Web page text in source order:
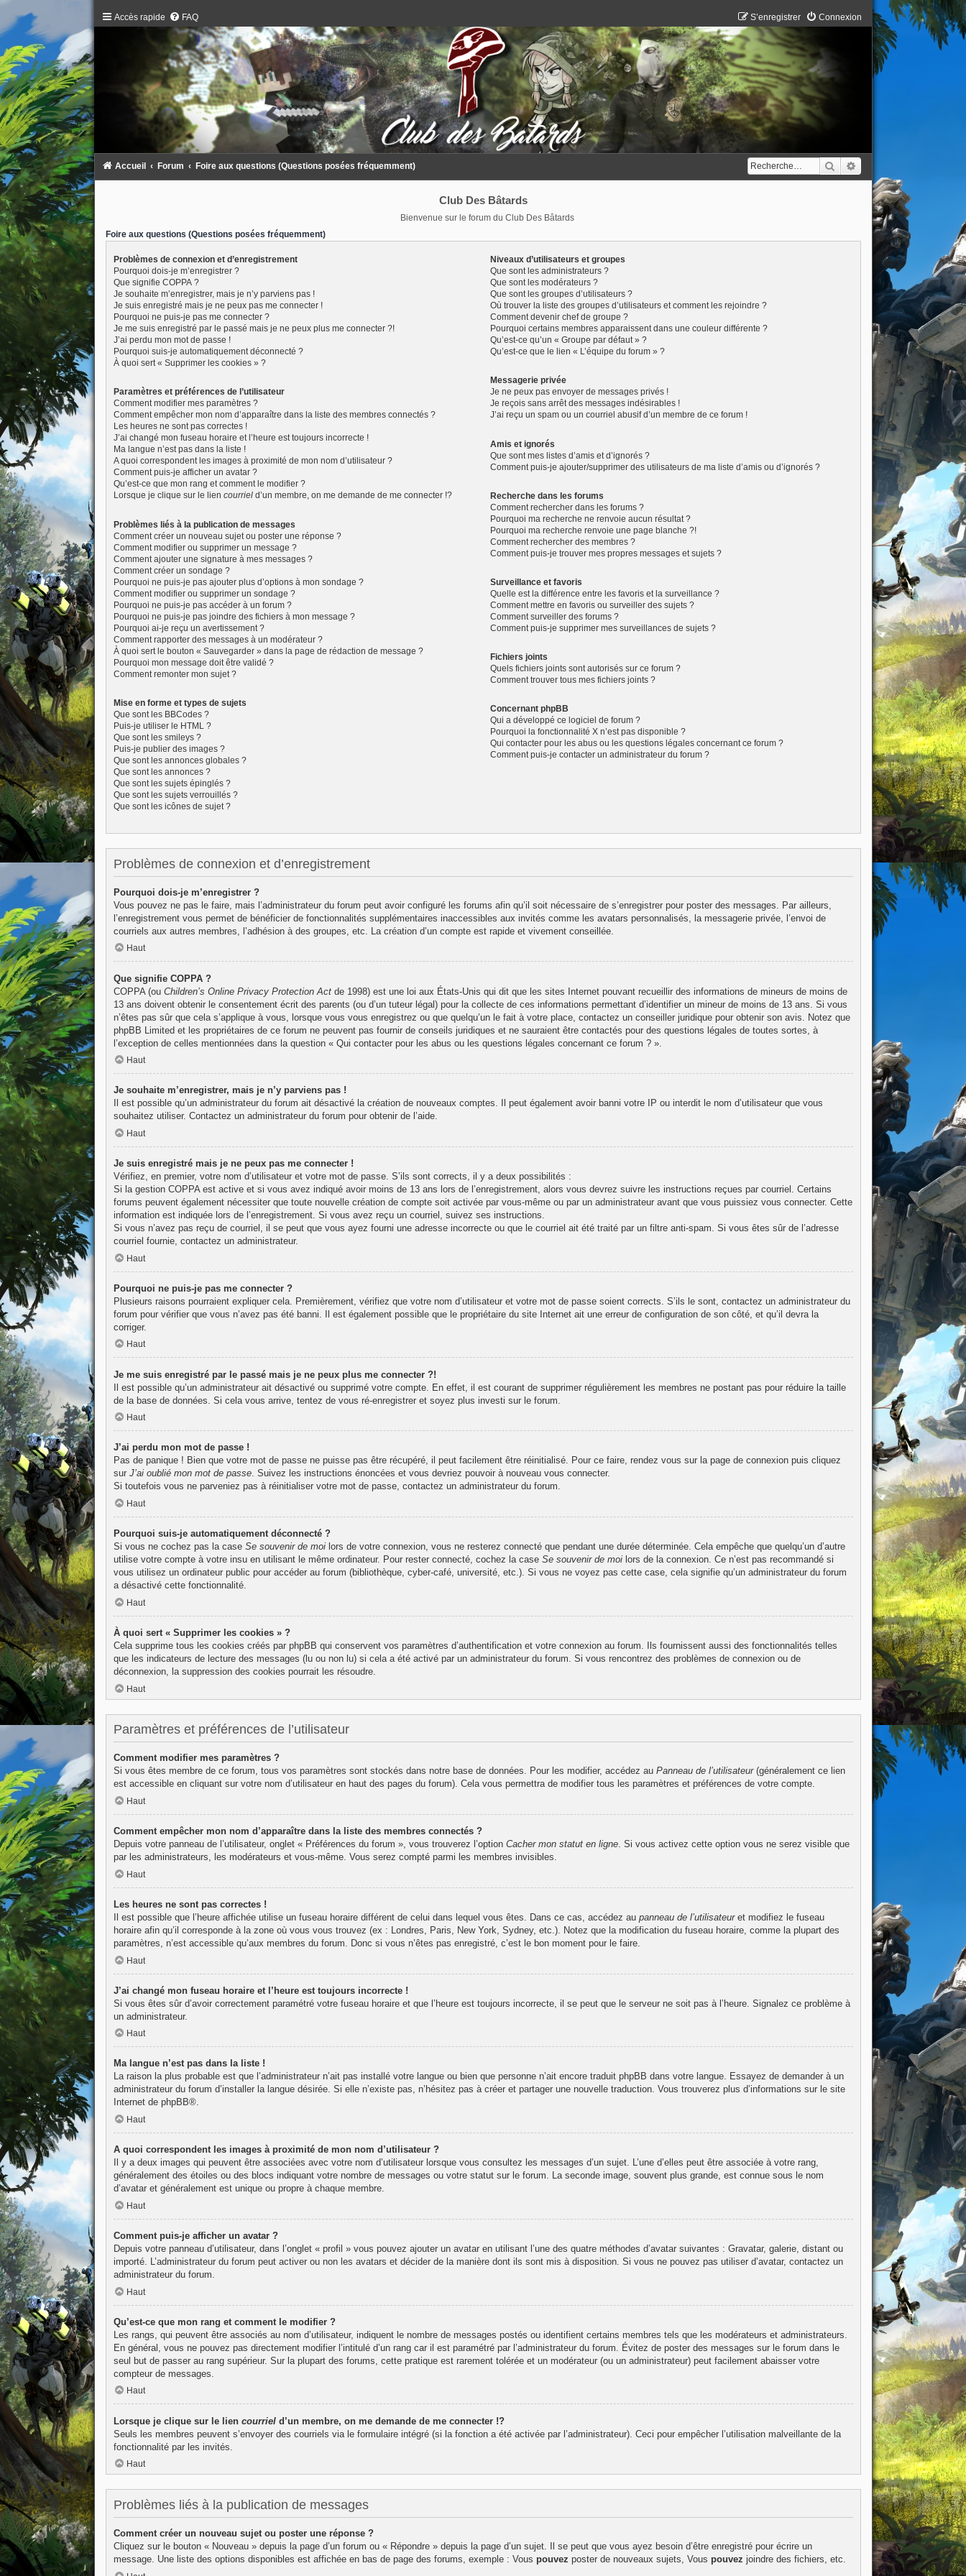
Accès rapide FAQ Connexion
S’enregistrer
Rechercher
Accueil Forum Foire aux questions (Questions posées fréquemment)
Club Des Bâtards
Bienvenue sur le forum du Club Des Bâtards
Foire aux questions (Questions posées fréquemment)
Problèmes de connexion et d’enregistrement
Pourquoi dois-je m’enregistrer ?
Que signifie COPPA ?
Je souhaite m’enregistrer, mais je n’y parviens pas !
Je suis enregistré mais je ne peux pas me connecter !
Pourquoi ne puis-je pas me connecter ?
Je me suis enregistré par le passé mais je ne peux plus me connecter ?!
J’ai perdu mon mot de passe !
Pourquoi suis-je automatiquement déconnecté ?
À quoi sert « Supprimer les cookies » ?
Paramètres et préférences de l’utilisateur
Comment modifier mes paramètres ?
Comment empêcher mon nom d’apparaître dans la liste des membres connectés ?
Les heures ne sont pas correctes !
J’ai changé mon fuseau horaire et l’heure est toujours incorrecte !
Ma langue n’est pas dans la liste !
A quoi correspondent les images à proximité de mon nom d’utilisateur ?
Comment puis-je afficher un avatar ?
Qu’est-ce que mon rang et comment le modifier ?
Lorsque je clique sur le lien courrield’un membre, on me demande de me connecter !?
Problèmes liés à la publication de messages
Comment créer un nouveau sujet ou poster une réponse ?
Comment modifier ou supprimer un message ?
Comment ajouter une signature à mes messages ?
Comment créer un sondage ?
Pourquoi ne puis-je pas ajouter plus d’options à mon sondage ?
Comment modifier ou supprimer un sondage ?
Pourquoi ne puis-je pas accéder à un forum ?
Pourquoi ne puis-je pas joindre des fichiers à mon message ?
Pourquoi ai-je reçu un avertissement ?
Comment rapporter des messages à un modérateur ?
À quoi sert le bouton « Sauvegarder » dans la page de rédaction de message ?
Pourquoi mon message doit être validé ?
Comment remonter mon sujet ?
Mise en forme et types de sujets
Que sont les BBCodes ?
Puis-je utiliser le HTML ?
Que sont les smileys ?
Puis-je publier des images ?
Que sont les annonces globales ?
Que sont les annonces ?
Que sont les sujets épinglés ?
Que sont les sujets verrouillés ?
Que sont les icônes de sujet ?
Niveaux d’utilisateurs et groupes
Que sont les administrateurs ?
Que sont les modérateurs ?
Que sont les groupes d’utilisateurs ?
Où trouver la liste des groupes d’utilisateurs et comment les rejoindre ?
Comment devenir chef de groupe ?
Pourquoi certains membres apparaissent dans une couleur différente ?
Qu’est-ce qu’un « Groupe par défaut » ?
Qu’est-ce que le lien « L’équipe du forum » ?
Messagerie privée
Je ne peux pas envoyer de messages privés !
Je reçois sans arrêt des messages indésirables !
J’ai reçu un spam ou un courriel abusif d’un membre de ce forum !
Amis et ignorés
Que sont mes listes d’amis et d’ignorés ?
Comment puis-je ajouter/supprimer des utilisateurs de ma liste d’amis ou d’ignorés ?
Recherche dans les forums
Comment rechercher dans les forums ?
Pourquoi ma recherche ne renvoie aucun résultat ?
Pourquoi ma recherche renvoie une page blanche ?!
Comment rechercher des membres ?
Comment puis-je trouver mes propres messages et sujets ?
Surveillance et favoris
Quelle est la différence entre les favoris et la surveillance ?
Comment mettre en favoris ou surveiller des sujets ?
Comment surveiller des forums ?
Comment puis-je supprimer mes surveillances de sujets ?
Fichiers joints
Quels fichiers joints sont autorisés sur ce forum ?
Comment trouver tous mes fichiers joints ?
Concernant phpBB
Qui a développé ce logiciel de forum ?
Pourquoi la fonctionnalité X n’est pas disponible ?
Qui contacter pour les abus ou les questions légales concernant ce forum ?
Comment puis-je contacter un administrateur du forum ?
Problèmes de connexion et d’enregistrement
Pourquoi dois-je m’enregistrer ?
Vous pouvez ne pas le faire, mais l’administrateur du forum peut avoir configuré les forums afin qu’il soit nécessaire de s’enregistrer pour poster des messages. Par ailleurs,
l’enregistrement vous permet de bénéficier de fonctionnalités supplémentaires inaccessibles aux invités comme les avatars personnalisés, la messagerie privée, l’envoi de
courriels aux autres membres, l’adhésion à des groupes, etc. La création d’un compte est rapide et vivement conseillée.
Haut
Que signifie COPPA ?
COPPA (ou Children’s Online Privacy Protection Actde 1998) est une loi aux États-Unis qui dit que les sites Internet pouvant recueillir des informations de mineurs de moins de
13 ans doivent obtenir le consentement écrit des parents (ou d’un tuteur légal) pour la collecte de ces informations permettant d’identifier un mineur de moins de 13 ans. Si vous
n’êtes pas sûr que cela s’applique à vous, lorsque vous vous enregistrez ou que quelqu’un le fait à votre place, contactez un conseiller juridique pour obtenir son avis. Notez que
phpBB Limited et les propriétaires de ce forum ne peuvent pas fournir de conseils juridiques et ne sauraient être contactés pour des questions légales de toutes sortes, à
l’exception de celles mentionnées dans la question « Qui contacter pour les abus ou les questions légales concernant ce forum ? ».
Haut
Je souhaite m’enregistrer, mais je n’y parviens pas !
Il est possible qu’un administrateur du forum ait désactivé la création de nouveaux comptes. Il peut également avoir banni votre IP ou interdit le nom d’utilisateur que vous
souhaitez utiliser. Contactez un administrateur du forum pour obtenir de l’aide.
Haut
Je suis enregistré mais je ne peux pas me connecter !
Vérifiez, en premier, votre nom d’utilisateur et votre mot de passe. S’ils sont corrects, il y a deux possibilités :
Si la gestion COPPA est active et si vous avez indiqué avoir moins de 13 ans lors de l’enregistrement, alors vous devrez suivre les instructions reçues par courriel. Certains
forums peuvent également nécessiter que toute nouvelle création de compte soit activée par vous-même ou par un administrateur avant que vous puissiez vous connecter. Cette
information est indiquée lors de l’enregistrement. Si vous avez reçu un courriel, suivez ses instructions.
Si vous n’avez pas reçu de courriel, il se peut que vous ayez fourni une adresse incorrecte ou que le courriel ait été traité par un filtre anti-spam. Si vous êtes sûr de l’adresse
courriel fournie, contactez un administrateur.
Haut
Pourquoi ne puis-je pas me connecter ?
Plusieurs raisons pourraient expliquer cela. Premièrement, vérifiez que votre nom d’utilisateur et votre mot de passe soient corrects. S’ils le sont, contactez un administrateur du
forum pour vérifier que vous n’avez pas été banni. Il est également possible que le propriétaire du site Internet ait une erreur de configuration de son côté, et qu’il devra la
corriger.
Haut
Je me suis enregistré par le passé mais je ne peux plus me connecter ?!
Il est possible qu’un administrateur ait désactivé ou supprimé votre compte. En effet, il est courant de supprimer régulièrement les membres ne postant pas pour réduire la taille
de la base de données. Si cela vous arrive, tentez de vous ré-enregistrer et soyez plus investi sur le forum.
Haut
J’ai perdu mon mot de passe !
Pas de panique ! Bien que votre mot de passe ne puisse pas être récupéré, il peut facilement être réinitialisé. Pour ce faire, rendez vous sur la page de connexion puis cliquez
sur J’ai oublié mon mot de passe. Suivez les instructions énoncées et vous devriez pouvoir à nouveau vous connecter.
Si toutefois vous ne parveniez pas à réinitialiser votre mot de passe, contactez un administrateur du forum.
Haut
Pourquoi suis-je automatiquement déconnecté ?
Si vous ne cochez pas la case Se souvenir de moilors de votre connexion, vous ne resterez connecté que pendant une durée déterminée. Cela empêche que quelqu’un d’autre
utilise votre compte à votre insu en utilisant le même ordinateur. Pour rester connecté, cochez la case Se souvenir de moilors de la connexion. Ce n’est pas recommandé si
vous utilisez un ordinateur public pour accéder au forum (bibliothèque, cyber-café, université, etc.). Si vous ne voyez pas cette case, cela signifie qu’un administrateur du forum
a désactivé cette fonctionnalité.
Haut
À quoi sert « Supprimer les cookies » ?
Cela supprime tous les cookies créés par phpBB qui conservent vos paramètres d’authentification et votre connexion au forum. Ils fournissent aussi des fonctionnalités telles
que les indicateurs de lecture des messages (lu ou non lu) si cela a été activé par un administrateur du forum. Si vous rencontrez des problèmes de connexion ou de
déconnexion, la suppression des cookies pourrait les résoudre.
Haut
Paramètres et préférences de l’utilisateur
Comment modifier mes paramètres ?
Si vous êtes membre de ce forum, tous vos paramètres sont stockés dans notre base de données. Pour les modifier, accédez au Panneau de l’utilisateur(généralement ce lien
est accessible en cliquant sur votre nom d’utilisateur en haut des pages du forum). Cela vous permettra de modifier tous les paramètres et préférences de votre compte.
Haut
Comment empêcher mon nom d’apparaître dans la liste des membres connectés ?
Depuis votre panneau de l’utilisateur, onglet « Préférences du forum », vous trouverez l’option Cacher mon statut en ligne. Si vous activez cette option vous ne serez visible que
par les administrateurs, les modérateurs et vous-même. Vous serez compté parmi les membres invisibles.
Haut
Les heures ne sont pas correctes !
Il est possible que l’heure affichée utilise un fuseau horaire différent de celui dans lequel vous êtes. Dans ce cas, accédez au panneau de l’utilisateuret modifiez le fuseau
horaire afin qu’il corresponde à la zone où vous vous trouvez (ex : Londres, Paris, New York, Sydney, etc.). Notez que la modification du fuseau horaire, comme la plupart des
paramètres, n’est accessible qu’aux membres du forum. Donc si vous n’êtes pas enregistré, c’est le bon moment pour le faire.
Haut
J’ai changé mon fuseau horaire et l’heure est toujours incorrecte !
Si vous êtes sûr d’avoir correctement paramétré votre fuseau horaire et que l’heure est toujours incorrecte, il se peut que le serveur ne soit pas à l’heure. Signalez ce problème à
un administrateur.
Haut
Ma langue n’est pas dans la liste !
La raison la plus probable est que l’administrateur n’ait pas installé votre langue ou bien que personne n’ait encore traduit phpBB dans votre langue. Essayez de demander à un
administrateur du forum d’installer la langue désirée. Si elle n’existe pas, n’hésitez pas à créer et partager une nouvelle traduction. Vous trouverez plus d’informations sur le site
Internet de phpBB®.
Haut
A quoi correspondent les images à proximité de mon nom d’utilisateur ?
Il y a deux images qui peuvent être associées avec votre nom d’utilisateur lorsque vous consultez les messages d’un sujet. L’une d’elles peut être associée à votre rang,
généralement des étoiles ou des blocs indiquant votre nombre de messages ou votre statut sur le forum. La seconde image, souvent plus grande, est connue sous le nom
d’avatar et généralement est unique ou propre à chaque membre.
Haut
Comment puis-je afficher un avatar ?
Depuis votre panneau d’utilisateur, dans l’onglet « profil » vous pouvez ajouter un avatar en utilisant l’une des quatre méthodes d’avatar suivantes : Gravatar, galerie, distant ou
importé. L’administrateur du forum peut activer ou non les avatars et décider de la manière dont ils sont mis à disposition. Si vous ne pouvez pas utiliser d’avatar, contactez un
administrateur du forum.
Haut
Qu’est-ce que mon rang et comment le modifier ?
Les rangs, qui peuvent être associés au nom d’utilisateur, indiquent le nombre de messages postés ou identifient certains membres tels que les modérateurs et administrateurs.
En général, vous ne pouvez pas directement modifier l’intitulé d’un rang car il est paramétré par l’administrateur du forum. Évitez de poster des messages sur le forum dans le
seul but de passer au rang supérieur. Sur la plupart des forums, cette pratique est rarement tolérée et un modérateur (ou un administrateur) peut facilement abaisser votre
compteur de messages.
Haut
Lorsque je clique sur le lien courrield’un membre, on me demande de me connecter !?
Seuls les membres peuvent s’envoyer des courriels via le formulaire intégré (si la fonction a été activée par l’administrateur). Ceci pour empêcher l’utilisation malveillante de la
fonctionnalité par les invités.
Haut
Problèmes liés à la publication de messages
Comment créer un nouveau sujet ou poster une réponse ?
Cliquez sur le bouton « Nouveau » depuis la page d’un forum ou « Répondre » depuis la page d’un sujet. Il se peut que vous ayez besoin d’être enregistré pour écrire un
message. Une liste des options disponibles est affichée en bas de page des forums, exemple : Vous pouvez poster de nouveaux sujets, Vous pouvez joindre des fichiers, etc.